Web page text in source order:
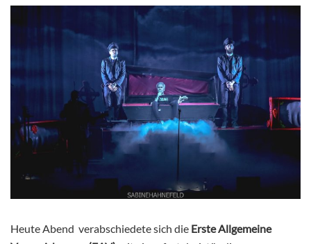
Heute Abend verabschiedete sich die Erste Allgemeine